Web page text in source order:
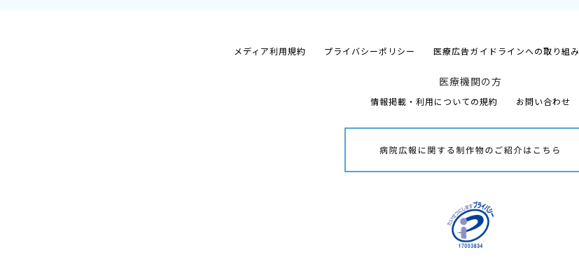
メディア利用規約 プライバシーポリシー 医療広告ガイドラインへの取り組み
医療機関の方
情報掲載・利用についての規約 お問い合わせ